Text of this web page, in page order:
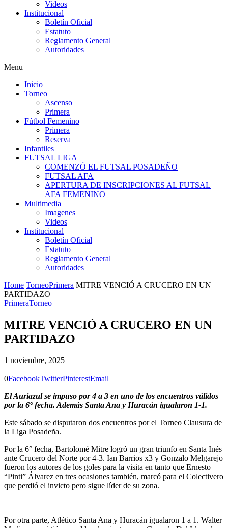
Videos
Institucional
Boletín Oficial
Estatuto
Reglamento General
Autoridades
Menu
Inicio
Torneo
Ascenso
Primera
Fútbol Femenino
Primera
Reserva
Infantiles
FUTSAL LIGA
COMENZÓ EL FUTSAL POSADEÑO
FUTSAL AFA
APERTURA DE INSCRIPCIONES AL FUTSAL
AFA FEMENINO
Multimedia
Imagenes
Videos
Institucional
Boletín Oficial
Estatuto
Reglamento General
Autoridades
Home TorneoPrimera MITRE VENCIÓ A CRUCERO EN UN
PARTIDAZO
PrimeraTorneo
MITRE VENCIÓ A CRUCERO EN UN
PARTIDAZO
1 noviembre, 2025
0FacebookTwitterPinterestEmail
El Auriazul se impuso por 4 a 3 en uno de los encuentros válidos
por la 6° fecha. Además Santa Ana y Huracán igualaron 1-1.
Este sábado se disputaron dos encuentros por el Torneo Clausura de
la Liga Posadeña.
Por la 6° fecha, Bartolomé Mitre logró un gran triunfo en Santa Inés
ante Crucero del Norte por 4-3. Ian Barrios x3 y Gonzalo Melgarejo
fueron los autores de los goles para la visita en tanto que Ernesto
“Pinti” Álvarez en tres ocasiones también, marcó para el Colectivero
que perdió el invicto pero sigue líder de su zona.
Por otra parte, Atlético Santa Ana y Huracán igualaron 1 a 1. Walter